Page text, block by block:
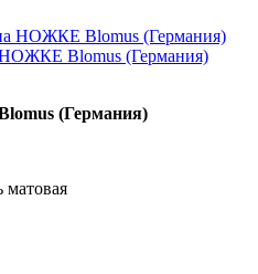
Blomus (Германия)
(Германия)